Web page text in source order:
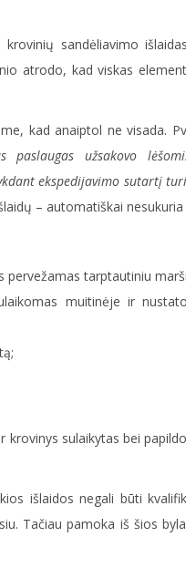
sandėliavimo
atrodo, kad viskas
kad anaiptol ne visada.
paslaugas užsakovo
ekspedijavimo sutartį
– automatiškai
pervežamas tarptautiniu
muitinėje ir
sulaikytas bei
išlaidos negali būti
Tačiau pamoka iš šios